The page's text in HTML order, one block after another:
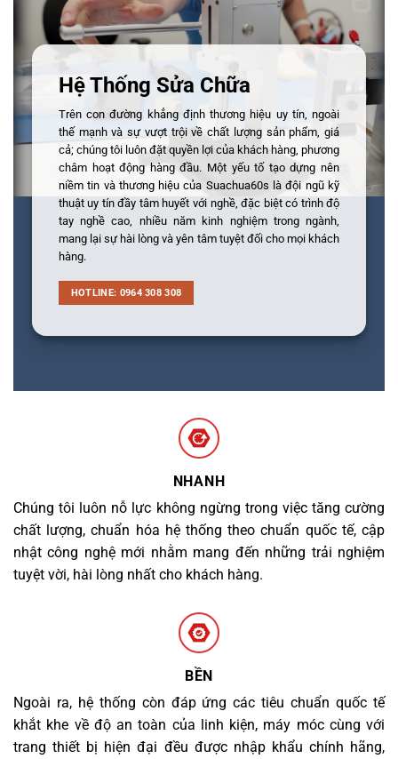
Hệ Thống Sửa Chữa
Trên con đường khẳng định thương hiệu uy tín, ngoài
thế mạnh và sự vượt trội về chất lượng sản phẩm, giá
cả; chúng tôi luôn đặt quyền lợi của khách hàng, phương
châm hoạt động hàng đầu. Một yếu tố tạo dựng nên
niềm tin và thương hiệu của Suachua60s là đội ngũ kỹ
thuật uy tín đầy tâm huyết với nghề, đặc biệt có trình độ
tay nghề cao, nhiều năm kinh nghiệm trong ngành,
mang lại sự hài lòng và yên tâm tuyệt đối cho mọi khách
hàng.
HOTLINE: 0964 308 308
NHANH
Chúng tôi luôn nỗ lực không ngừng trong việc tăng cường
chất lượng, chuẩn hóa hệ thống theo chuẩn quốc tế, cập
nhật công nghệ mới nhằm mang đến những trải nghiệm
tuyệt vời, hài lòng nhất cho khách hàng.
BỀN
Ngoài ra, hệ thống còn đáp ứng các tiêu chuẩn quốc tế
khắt khe về độ an toàn của linh kiện, máy móc cùng với
trang thiết bị hiện đại đều được nhập khẩu chính hãng,